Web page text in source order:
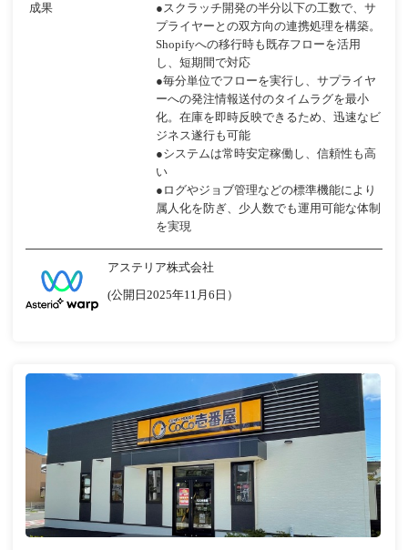
成果
●スクラッチ開発の半分以下の工数で、サ
プライヤーとの双方向の連携処理を構築。
Shopifyへの移行時も既存フローを活用
し、短期間で対応
●毎分単位でフローを実行し、サプライヤ
ーへの発注情報送付のタイムラグを最小
化。在庫を即時反映できるため、迅速なビ
ジネス遂行も可能
●システムは常時安定稼働し、信頼性も高
い
●ログやジョブ管理などの標準機能により
属人化を防ぎ、少人数でも運用可能な体制
を実現
アステリア株式会社
(公開日2025年11月6日）